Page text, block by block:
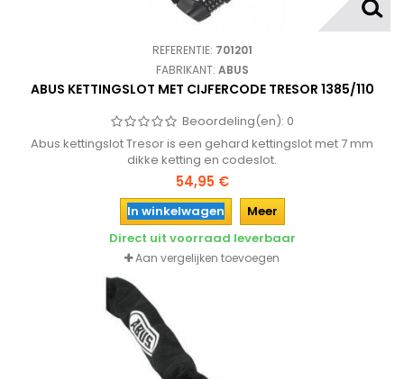
REFERENTIE: 701201
FABRIKANT: ABUS
ABUS KETTINGSLOT MET CIJFERCODE TRESOR 1385/110
Beoordeling(en): 0
Abus kettingslot Tresor is een gehard kettingslot met 7 mm
dikke ketting en codeslot.
54,95 €
In winkelwagen
Meer
Direct uit voorraad leverbaar
Aan vergelijken toevoegen